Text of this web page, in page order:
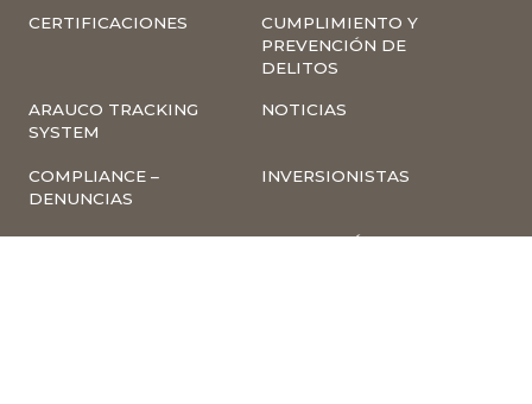
CERTIFICACIONES
CUMPLIMIENTO Y
PREVENCIÓN DE
DELITOS
ARAUCO TRACKING
SYSTEM
NOTICIAS
COMPLIANCE –
DENUNCIAS
INVERSIONISTAS
TRABAJA CON
INSCRIPCIÓN A